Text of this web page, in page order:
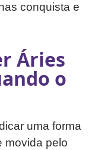
conquista e
Áries
o
uma forma
movida pelo